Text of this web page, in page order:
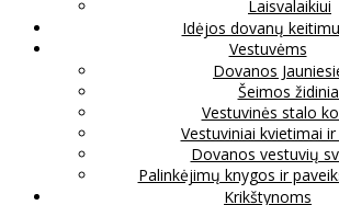
Laisvalaikiui
Idėjos dovanų
Vestuvėms
Dovanos
Šeimos
Vestuvinės stalo
Vestuviniai kvietimai
Dovanos vestuvių
Palinkėjimų knygos ir
Krikštynoms